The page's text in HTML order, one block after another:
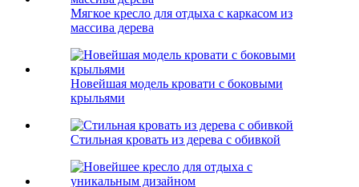
Мягкое кресло для отдыха с каркасом из
массива дерева
Новейшая модель кровати с боковыми
крыльями
Стильная кровать из дерева с обивкой